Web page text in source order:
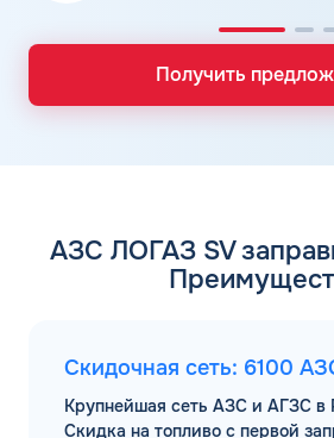
Получить
АЗС ЛОГАЗ SV
Скидочная сеть: 6100
Крупнейшая сеть АЗС и АГЗС в
Скидка на топливо с первой